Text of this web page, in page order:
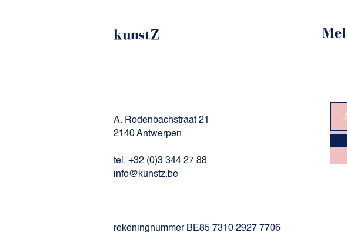
kunstZ
A. Rodenbachstraat 21
2140 Antwerpen
tel. +32 (0)3 344 27 88
info@kunstz.be
rekeningnummer BE85 7310 2927 7706